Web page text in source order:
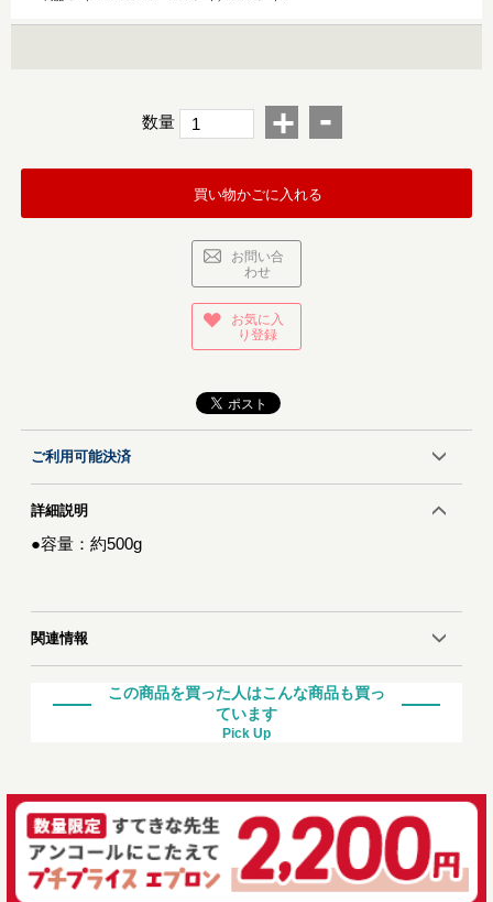
数量 + -
買い物かごに入れる
お問い合
わせ
お気に入
り登録
ご利用可能決済
詳細説明
●容量：約500g
関連情報
この商品を買った人はこんな商品も買っ
ています
Pick Up